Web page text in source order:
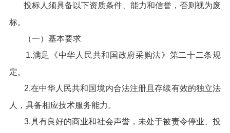
投标人须具备以下资质条件、能力和信誉，否则视为废
标。
（一）基本要求
1.满足《中华人民共和国政府采购法》第二十二条规
定。
2.在中华人民共和国境内合法注册且存续有效的独立法
人，具备相应技术服务能力。
3.具有良好的商业和社会声誉，未处于被责令停业、投